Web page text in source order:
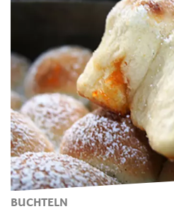
BUCHTELN